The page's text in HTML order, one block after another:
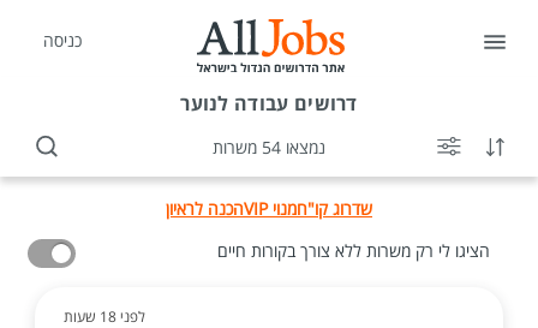
כניסה
דרושים עבודה לנוער
נמצאו 54 משרות
שדרוג קו"חמנוי VIP
הכנה לראיון
הציגו לי רק משרות ללא צורך בקורות חיים
לפני 18 שעות